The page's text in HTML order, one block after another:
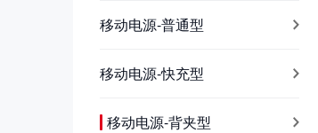
移动电源-普通型
移动电源-快充型
移动电源-背夹型